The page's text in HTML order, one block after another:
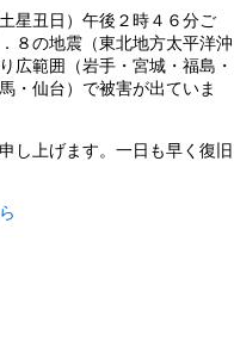
星丑日）午後２時４６分ご
８の地震（東北地方太平洋沖
広範囲（岩手・宮城・福島・
・仙台）で被害が出ていま
し上げます。一日も早く復旧